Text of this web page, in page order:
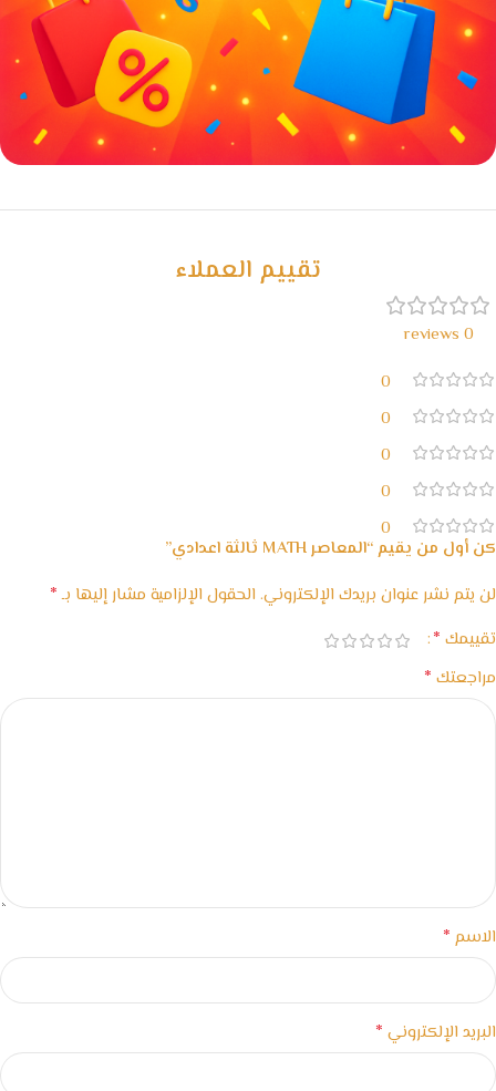
خصومات كبيرة
تقييم العملاء
0 reviews
0
0
0
0
0
كن أول من يقيم “المعاصر MATH ثالثة اعدادي”
لن يتم نشر عنوان بريدك الإلكتروني. الحقول الإلزامية مشار إليها بـ*
تقييمك *
مراجعتك *
الاسم *
البريد الإلكتروني *